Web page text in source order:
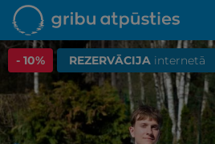
- 10% REZERVĀCIJA internetā